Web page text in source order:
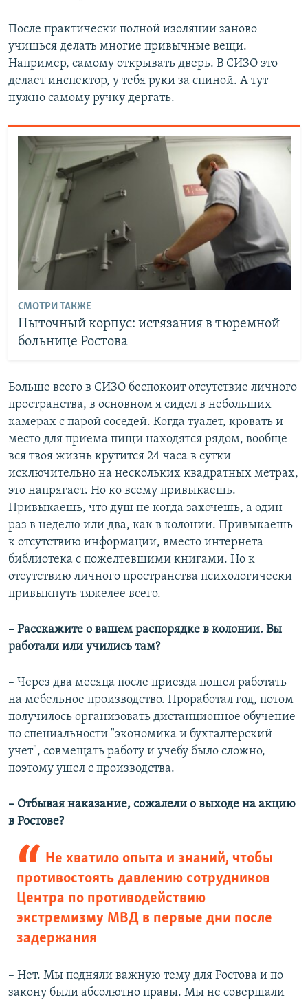
После практически полной изоляции заново
учишься делать многие привычные вещи.
Например, самому открывать дверь. В СИЗО это
делает инспектор, у тебя руки за спиной. А тут
нужно самому ручку дергать.
СМОТРИ ТАКЖЕ
Пыточный корпус: истязания в тюремной
больнице Ростова
Больше всего в СИЗО беспокоит отсутствие личного
пространства, в основном я сидел в небольших
камерах с парой соседей. Когда туалет, кровать и
место для приема пищи находятся рядом, вообще
вся твоя жизнь крутится 24 часа в сутки
исключительно на нескольких квадратных метрах,
это напрягает. Но ко всему привыкаешь.
Привыкаешь, что душ не когда захочешь, а один
раз в неделю или два, как в колонии. Привыкаешь
к отсутствию информации, вместо интернета
библиотека с пожелтевшими книгами. Но к
отсутствию личного пространства психологически
привыкнуть тяжелее всего.
– Расскажите о вашем распорядке в колонии. Вы
работали или учились там?
– Через два месяца после приезда пошел работать
на мебельное производство. Проработал год, потом
получилось организовать дистанционное обучение
по специальности "экономика и бухгалтерский
учет", совмещать работу и учебу было сложно,
поэтому ушел с производства.
– Отбывая наказание, сожалели о выходе на акцию
в Ростове?
Не хватило опыта и знаний, чтобы
противостоять давлению сотрудников
Центра по противодействию
экстремизму МВД в первые дни после
задержания
– Нет. Мы подняли важную тему для Ростова и по
закону были абсолютно правы. Мы не совершали